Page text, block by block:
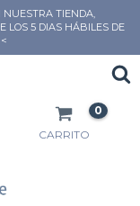
NUESTRA TIENDA,
LOS 5 DIAS HÁBILES DE
CARRITO
0